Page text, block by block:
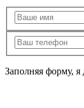
Заполняя форму, я